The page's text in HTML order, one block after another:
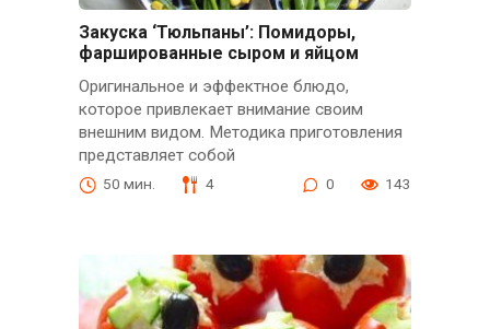
Закуска ‘Тюльпаны’: Помидоры,
фаршированные сыром и яйцом
Оригинальное и эффектное блюдо,
которое привлекает внимание своим
внешним видом. Методика приготовления
представляет собой
50 мин. 4 0 143